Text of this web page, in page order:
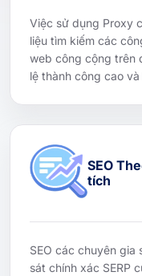
Việc sử dụng Proxy
liệu tìm kiếm các
web công cộng trên
lệ thành công cao
SEO
tích
SEO các chuyên gia
sát chính xác SERP